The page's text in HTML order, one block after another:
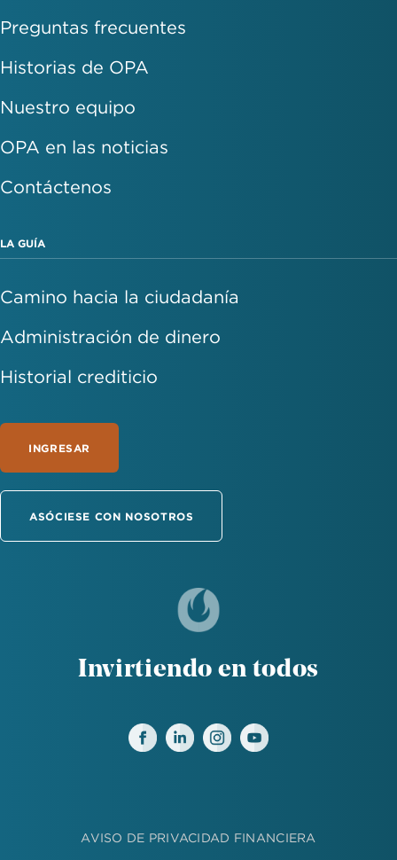
Preguntas frecuentes
Historias de OPA
Nuestro equipo
OPA en las noticias
Contáctenos
LA GUÍA
Camino hacia la ciudadanía
Administración de dinero
Historial crediticio
INGRESAR
ASÓCIESE CON NOSOTROS
Invirtiendo en todos
AVISO DE PRIVACIDAD FINANCIERA